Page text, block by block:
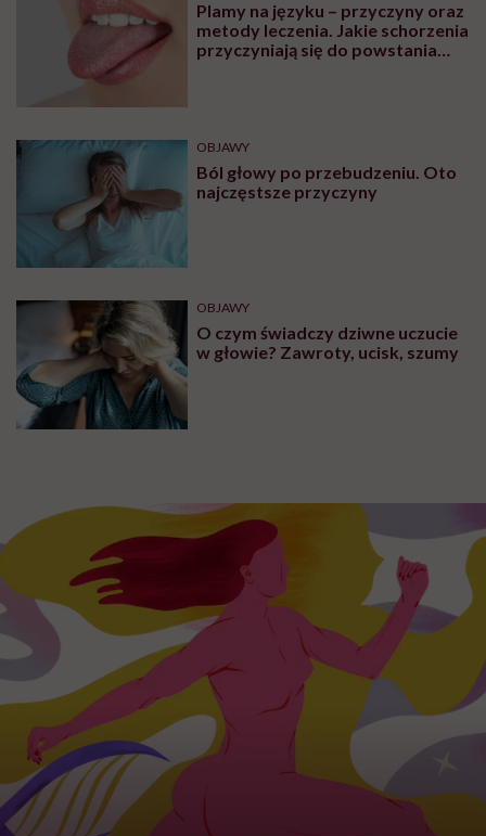
Plamy na języku – przyczyny oraz
metody leczenia. Jakie schorzenia
przyczyniają się do powstania
OBJAWY
Ból głowy po przebudzeniu. Oto
najczęstsze przyczyny
OBJAWY
O czym świadczy dziwne uczucie
w głowie? Zawroty, ucisk, szumy